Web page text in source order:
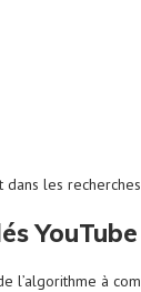
les
YouTube
l’algorithme à